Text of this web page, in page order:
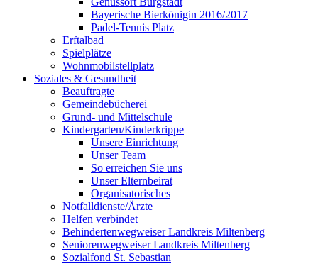
Bayerische Bierkönigin 2016/2017
Padel-Tennis Platz
Erftalbad
Spielplätze
Wohnmobilstellplatz
Soziales & Gesundheit
Beauftragte
Gemeindebücherei
Grund- und Mittelschule
Kindergarten/Kinderkrippe
Unsere Einrichtung
Unser Team
So erreichen Sie uns
Unser Elternbeirat
Organisatorisches
Notfalldienste/Ärzte
Helfen verbindet
Behindertenwegweiser Landkreis Miltenberg
Seniorenwegweiser Landkreis Miltenberg
Sozialfond St. Sebastian